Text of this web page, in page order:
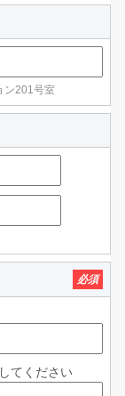
ン201号室
必須
てください